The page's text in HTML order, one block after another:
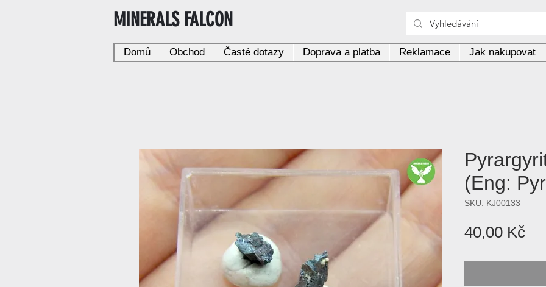
MINERALS FALCON
Domů Obchod Časté dotazy Doprava a platba Reklamace Jak nakupovat
(Eng:
SKU: KJ00133
40,00 Kč